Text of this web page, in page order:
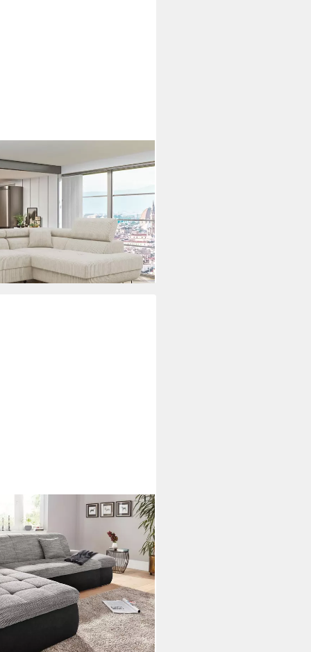
und Schlaffunktion,
90 cm
dir
mit Bettfunktion +
XXL-Format,
Steppung